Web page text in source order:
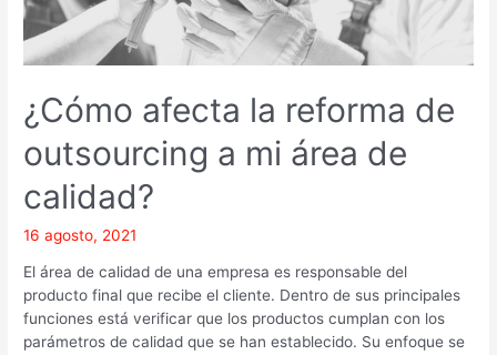
¿Cómo afecta la reforma de
outsourcing a mi área de
calidad?
16 agosto, 2021
El área de calidad de una empresa es responsable del
producto final que recibe el cliente. Dentro de sus principales
funciones está verificar que los productos cumplan con los
parámetros de calidad que se han establecido. Su enfoque se
área
de
calidad?